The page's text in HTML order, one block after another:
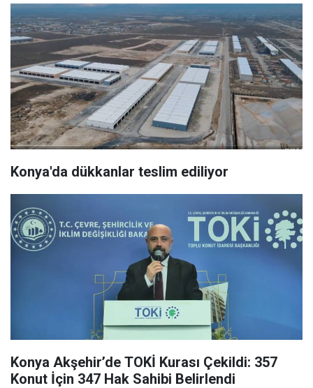
Konya'da dükkanlar teslim ediliyor
Konya Akşehir’de TOKİ Kurası Çekildi: 357
Konut İçin 347 Hak Sahibi Belirlendi